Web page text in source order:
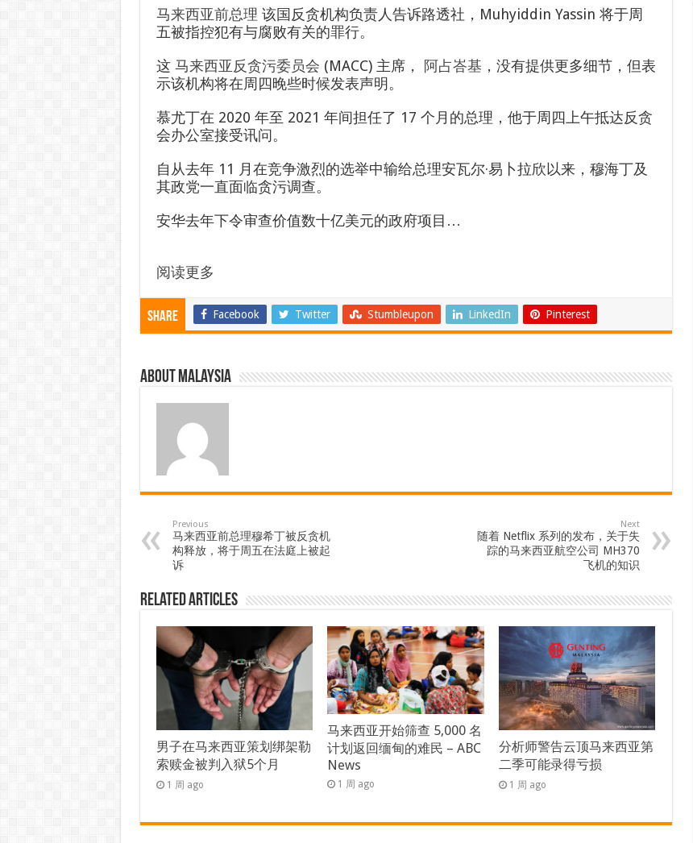
马来西亚前总理 该国反贪机构负责人告诉路透社，Muhyiddin Yassin 将于周
五被指控犯有与腐败有关的罪行。
这 马来西亚反贪污委员会 (MACC) 主席， 阿占峇基 ，没有提供更多细节，但表
示该机构将在周四晚些时候发表声明。
慕尤丁在 2020 年至 2021 年间担任了 17 个月的总理，他于周四上午抵达反贪
会办公室接受讯问。
自从去年 11 月在竞争激烈的选举中输给总理安瓦尔·易卜拉欣以来，穆海丁及
其政党一直面临贪污调查。
安华去年下令审查价值数十亿美元的政府项目…
阅读更多
Share Facebook Twitter Stumbleupon LinkedIn Pinterest
About Malaysia
Previous
马来西亚前总理穆希丁被反贪机
构释放，将于周五在法庭上被起
诉
Next
随着 Netflix 系列的发布，关于失
踪的马来西亚航空公司 MH370
飞机的知识
Related Articles
男子在马来西亚策划绑架勒
索赎金被判入狱5个月
1 周 ago
马来西亚开始筛查 5,000 名
计划返回缅甸的难民 – ABC
News
1 周 ago
分析师警告云顶马来西亚第
二季可能录得亏损
1 周 ago